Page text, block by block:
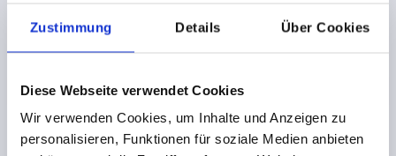
Zustimmung Details Über Cookies
Diese Webseite verwendet Cookies
Wir verwenden Cookies, um Inhalte und Anzeigen zu
personalisieren, Funktionen für soziale Medien anbieten
4) 3-Punkt Verriegelungssystem
6) Schwenkhebel
7) Adapter für Zungen Kunststoff oder Zink
K2272
DOWNLOADS